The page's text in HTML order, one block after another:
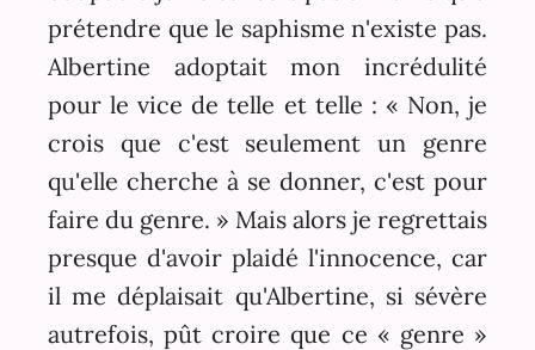
prétendre que le saphisme n'existe pas.
Albertine adoptait mon incrédulité
pour le vice de telle et telle : « Non, je
crois que c'est seulement un genre
qu'elle cherche à se donner, c'est pour
faire du genre. » Mais alors je regrettais
presque d'avoir plaidé l'innocence, car
il me déplaisait qu'Albertine, si sévère
autrefois, pût croire que ce « genre »